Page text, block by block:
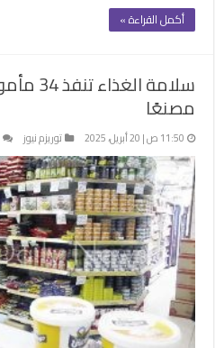
أكمل القراءة »
مصنعًا
11:50 ص | 20 أبريل، 2025 توريزم نيوز